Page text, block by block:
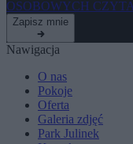
OSOBOWYCH
Zapisz mnie
Nawigacja
O nas
Pokoje
Oferta
Galeria zdjęć
Park Julinek